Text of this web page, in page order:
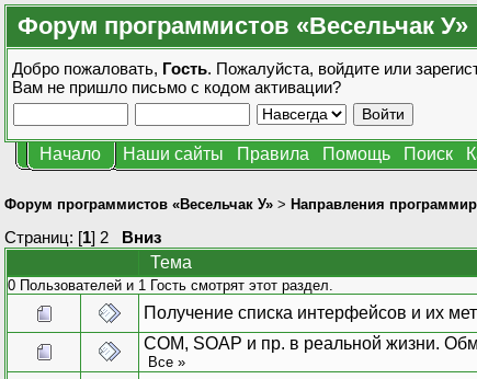
Форум программистов «Весельчак У»
Добро пожаловать, Гость. Пожалуйста, войдите или
Вам не пришло письмо с кодом активации?
Начало Наши сайты Правила Помощь Поиск
Форум программистов «Весельчак У» > Направления
Страниц: [1] 2
Вниз
Тема
0 Пользователей и 1 Гость смотрят этот раздел.
Получение списка интерфейсов и их
COM, SOAP и пр. в реальной жизни.
Все »